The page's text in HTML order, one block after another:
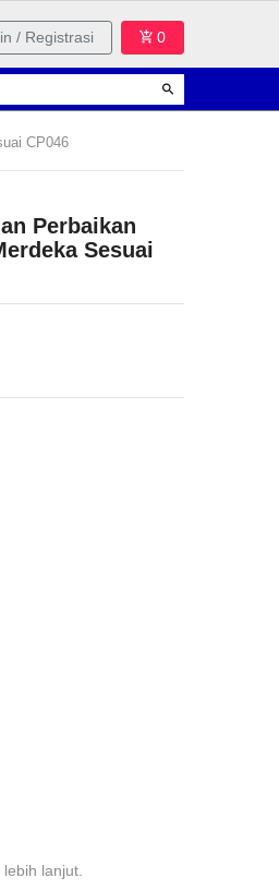
/ Registrasi 0
CP046
Perbaikan
Sesuai
lanjut.